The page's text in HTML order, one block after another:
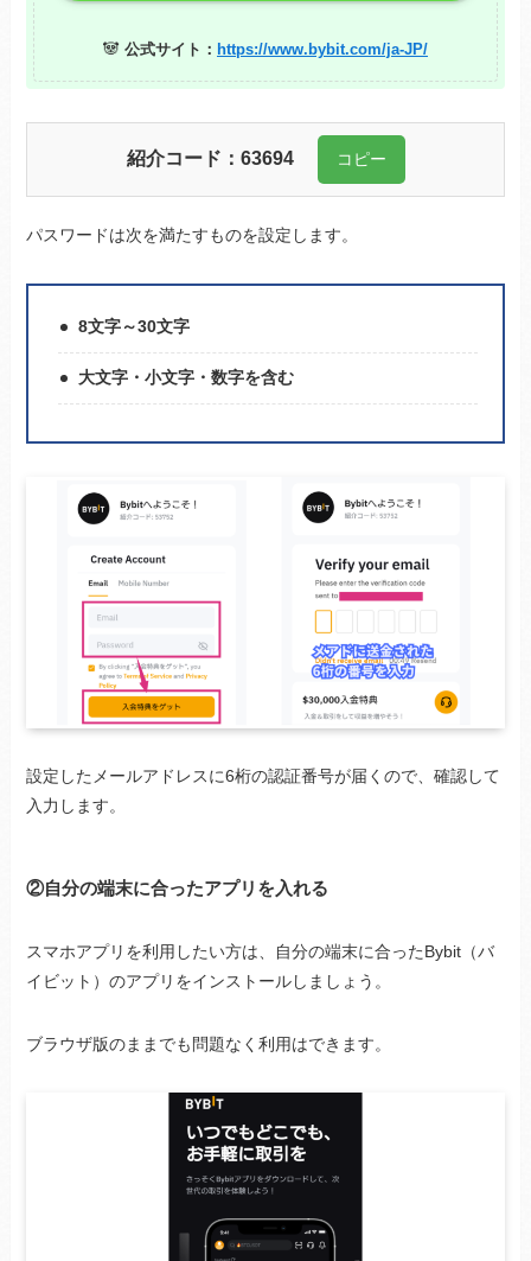
🐼 公式サイト： https://www.bybit.com/ja-JP/
紹介コード： 63694 コピー
パスワードは次を満たすものを設定します。
8文字～30文字
大文字・小文字・数字を含む
設定したメールアドレスに6桁の認証番号が届くので、確認して
入力します。
②自分の端末に合ったアプリを入れる
スマホアプリを利用したい方は、自分の端末に合ったBybit（バ
イビット）のアプリをインストールしましょう。
ブラウザ版のままでも問題なく利用はできます。